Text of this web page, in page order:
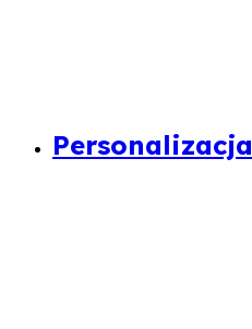
Personalizacja